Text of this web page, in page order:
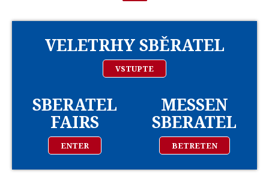
VELETRHY SBĚRATEL
VSTUPTE
SBERATEL
FAIRS
ENTER
MESSEN
SBERATEL
BETRETEN